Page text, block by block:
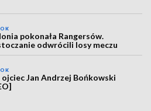
pokonała Rangersów.
odwrócili losy meczu
ojciec Jan Andrzej Bońkowski